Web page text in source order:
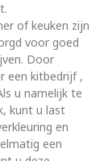
of keuken zijn
voor goed
Door
een kitbedrijf ,
u namelijk te
kunt u last
en
een